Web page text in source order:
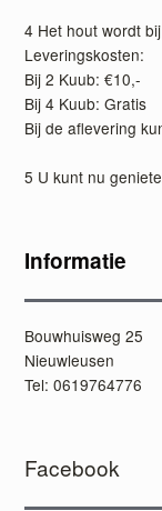
4 Het hout wordt
Leveringskosten:
Bij 2 Kuub: €10,-
Bij 4 Kuub: Gratis
Bij de aflevering
5 U kunt nu
Informatie
Bouwhuisweg 25
Nieuwleusen
Tel: 0619764776
Facebook